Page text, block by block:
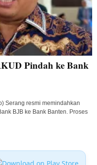
Pindah ke Bank
Serang resmi memindahkan
BJB ke Bank Banten. Proses